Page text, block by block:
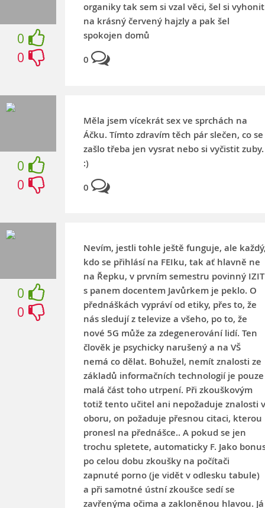
0
0
organiky tak sem si vzal věci, šel si vyhonit
na krásný červený hajzly a pak šel
spokojen domů
0
0
0
Měla jsem vícekrát sex ve sprchách na
Áčku. Tímto zdravím těch pár slečen, co se
zašlo třeba jen vysrat nebo si vyčistit zuby.
:)
0
0
0
Nevím, jestli tohle ještě funguje, ale
kdo se přihlásí na FEIku, tak ať hlavně ne
na Řepku, v prvním semestru povinný IZIT
s panem docentem Javůrkem je peklo. O
přednáškách vypráví od etiky, přes to, že
nás sledují z televize a všeho, po to, že
nové 5G může za zdegenerování lidí. Ten
člověk je psychicky narušený a na VŠ
nemá co dělat. Bohužel, nemít znalosti ze
základů informačních technologií je pouze
malá část toho utrpení. Při zkouškovým
totiž tento učitel ani nepožaduje znalosti v
oboru, on požaduje přesnou citaci, kterou
pronesl na přednášce.. A pokud se jen
trochu spletete, automaticky F. Jako
po celou dobu zkoušky na počítači
zapnuté porno (je vidět v odlesku tabule)
a při samotné ústní zkoušce sedí se
zavřenýma očima a zakloněnou hlavou. Já